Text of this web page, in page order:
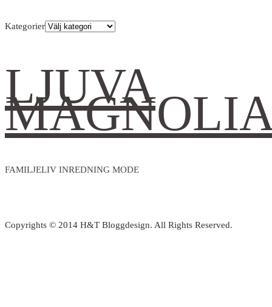
Kategorier
LJUVA
FAMILJELIV INREDNING MODE
Copyrights © 2014 H&T Bloggdesign. All Rights Reserved.